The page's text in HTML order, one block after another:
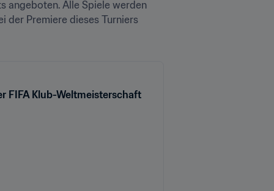
der Premiere dieses Turniers
FIFA Klub-Weltmeisterschaft